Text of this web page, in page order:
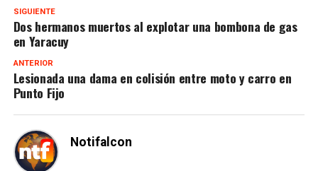
SIGUIENTE
Dos hermanos muertos al explotar una bombona de gas
en Yaracuy
ANTERIOR
Lesionada una dama en colisión entre moto y carro en
Punto Fijo
Notifalcon